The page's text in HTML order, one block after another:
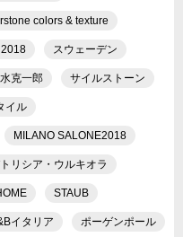
colors & texture
スウェーデン
克一郎 サイルストーン
イル
MILANO SALONE2018
リシア・ウルキオラ
STAUB
イタリア ポーゲンポール